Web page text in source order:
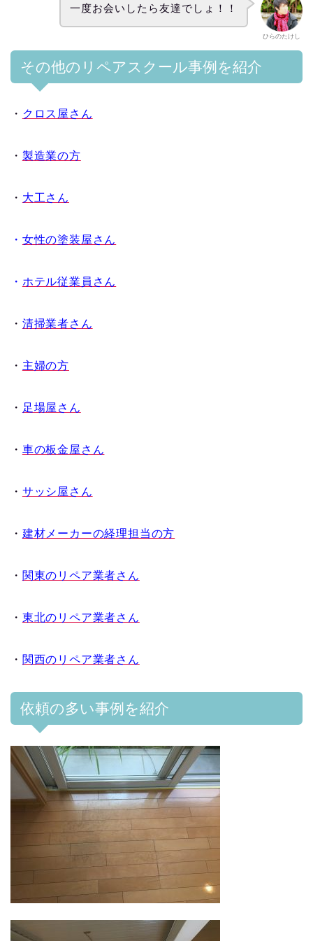
ひらのたけし
一度お会いしたら友達でしょ！！
その他のリペアスクール事例を紹介
・ クロス屋さん
・ 製造業の方
・ 大工さん
・ 女性の塗装屋さん
・ ホテル従業員さん
・ 清掃業者さん
・ 主婦の方
・ 足場屋さん
・ 車の板金屋さん
・ サッシ屋さん
・ 建材メーカーの経理担当の方
・ 関東のリペア業者さん
・ 東北のリペア業者さん
・ 関西のリペア業者さん
依頼の多い事例を紹介